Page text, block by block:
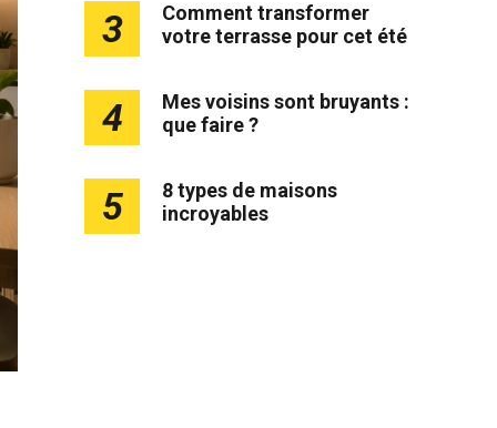
3
Comment transformer
votre terrasse pour cet été
4
Mes voisins sont bruyants :
que faire ?
5
8 types de maisons
incroyables